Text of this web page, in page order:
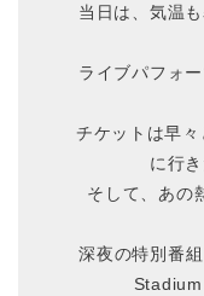
当日は、気温
ライブパフォ
チケットは早
に行
そして、あの
深夜の特別番
Stadium